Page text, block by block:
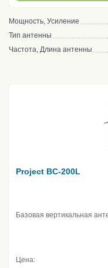
Мощность, Усиление
Тип антенны
Частота, Длина антенны
Project BC-200L
Базовая вертикальная
Цена: